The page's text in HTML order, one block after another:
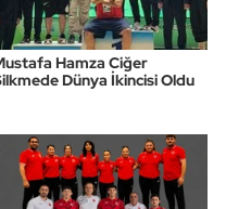
Hamza Ciğer
Dünya İkincisi Oldu